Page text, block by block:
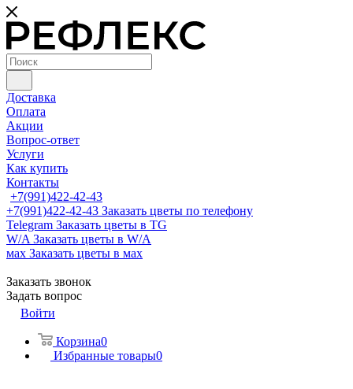
Доставка
Оплата
Акции
Вопрос-ответ
Услуги
Как купить
Контакты
+7(991)422-42-43
+7(991)422-42-43 Заказать цветы по телефону
Telegram Заказать цветы в TG
W/A Заказать цветы в W/A
мах Заказать цветы в мах
Заказать звонок
Задать вопрос
Войти
Корзина0
Избранные товары0